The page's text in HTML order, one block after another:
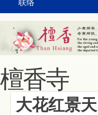
联络
檀香寺
大花红景天